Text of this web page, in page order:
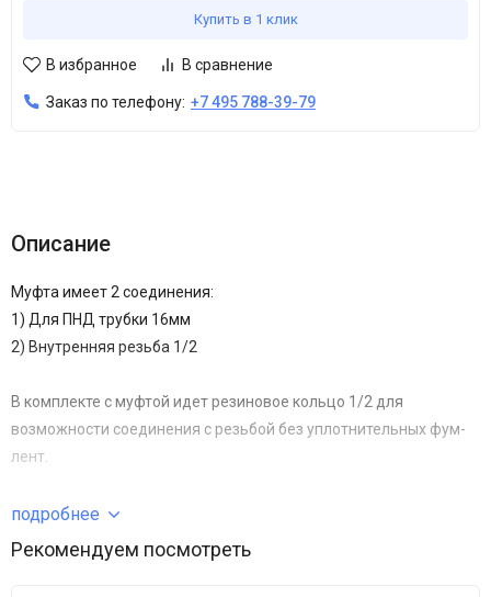
Купить в 1 клик
В избранное В сравнение
Заказ по телефону: +7 495 788-39-79
Описание
Муфта имеет 2 соединения:
1) Для ПНД трубки 16мм
2) Внутренняя резьба 1/2
В комплекте с муфтой идет резиновое кольцо 1/2 для
возможности соединения с резьбой без уплотнительных фум-
лент.
Муфта позволяет соединить слепую или капельную трубку (не
мм (13,6 внутренний) с толщиной стенки от 0.9мм до 1.3мм или
подробнее
Рекомендуем посмотреть